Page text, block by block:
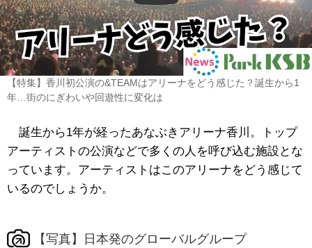
【特集】香川初公演の&TEAMはアリーナをどう感じた？誕生から1
年…街のにぎわいや回遊性に変化は
誕生から1年が経ったあなぶきアリーナ香川。トップ
アーティストの公演などで多くの人を呼び込む施設とな
っています。アーティストはこのアリーナをどう感じて
いるのでしょうか。
【写真】日本発のグローバルグループ